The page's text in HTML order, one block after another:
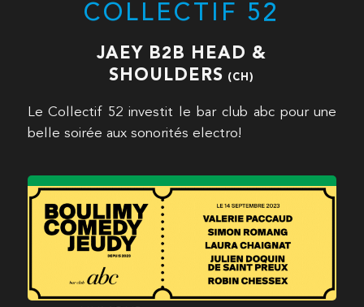
COLLECTIF 52
JAEY B2B HEAD &
SHOULDERS (CH)
Le Collectif 52 investit le bar club abc pour une
belle soirée aux sonorités electro!